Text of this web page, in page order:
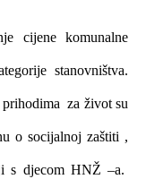
cijene komunalne
stanovništva.
prihodima za život su
o socijalnoj zaštiti ,
s djecom HNŽ –a.